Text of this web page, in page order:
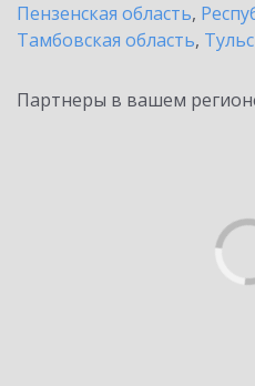
Пензенская область,
Тамбовская область,
Партнеры в вашем